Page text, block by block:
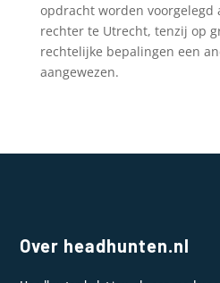
opdracht worden voorgelegd
rechter te Utrecht, tenzij op
rechtelijke bepalingen een
aangewezen.
Over headhunten.nl